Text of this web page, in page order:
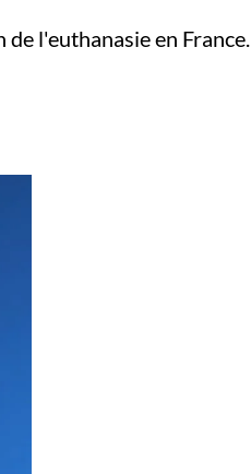
l'euthanasie en France.